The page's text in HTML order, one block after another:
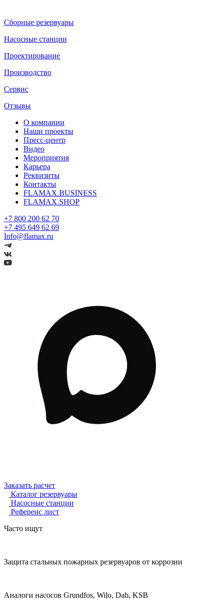
Сборные резервуары
Насосные станции
Проектирование
Производство
Сервис
Отзывы
О компании
Наши проекты
Пресс-центр
Видео
Мероприятия
Карьера
Реквизиты
Контакты
FLAMAX.BUSINESS
FLAMAX.SHOP
+7 800 200 62 70
+7 495 649 62 69
Info@flamax.ru
Заказать расчет
Каталог резервуары
Насосные станции
Референс лист
Часто ищут
Защита стальных пожарных резервуаров от коррозии
Аналоги насосов Grundfos, Wilo, Dab, KSB